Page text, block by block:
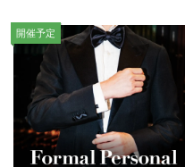
開催予定